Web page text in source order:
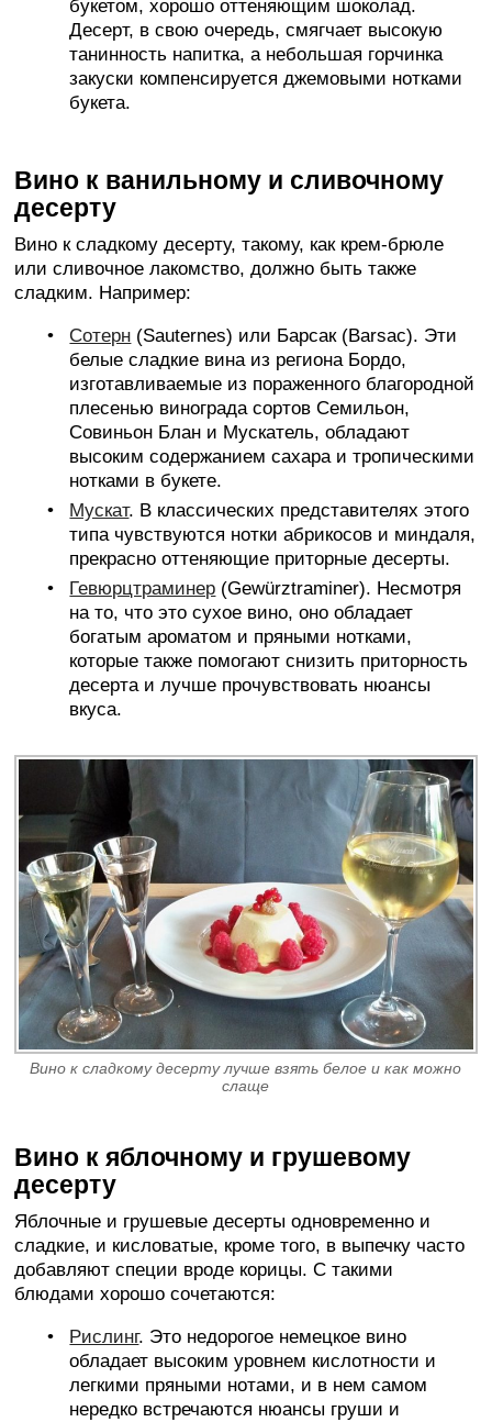
букетом, хорошо оттеняющим шоколад.
Десерт, в свою очередь, смягчает высокую
танинность напитка, а небольшая горчинка
закуски компенсируется джемовыми нотками
букета.
Вино к ванильному и сливочному
десерту
Вино к сладкому десерту, такому, как крем-брюле
или сливочное лакомство, должно быть также
сладким. Например:
Сотерн (Sauternes) или Барсак (Barsac). Эти
белые сладкие вина из региона Бордо,
изготавливаемые из пораженного благородной
плесенью винограда сортов Семильон,
Совиньон Блан и Мускатель, обладают
высоким содержанием сахара и тропическими
нотками в букете.
Мускат. В классических представителях этого
типа чувствуются нотки абрикосов и миндаля,
прекрасно оттеняющие приторные десерты.
Гевюрцтраминер (Gewürztraminer). Несмотря
на то, что это сухое вино, оно обладает
богатым ароматом и пряными нотками,
которые также помогают снизить приторность
десерта и лучше прочувствовать нюансы
вкуса.
Вино к сладкому десерту лучше взять белое и как можно
слаще
Вино к яблочному и грушевому
десерту
Яблочные и грушевые десерты одновременно и
сладкие, и кисловатые, кроме того, в выпечку часто
добавляют специи вроде корицы. С такими
блюдами хорошо сочетаются:
Рислинг. Это недорогое немецкое вино
обладает высоким уровнем кислотности и
легкими пряными нотами, и в нем самом
нередко встречаются нюансы груши и